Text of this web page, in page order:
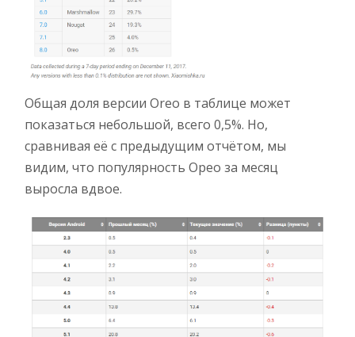
Общая доля версии Oreo в таблице может
показаться небольшой, всего 0,5%. Но,
сравнивая её с предыдущим отчётом, мы
видим, что популярность Орео за месяц
выросла вдвое.